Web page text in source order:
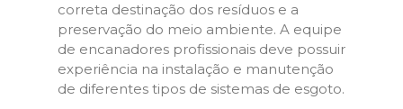
correta destinação dos resíduos e a
preservação do meio ambiente. A equipe
de encanadores profissionais deve possuir
experiência na instalação e manutenção
de diferentes tipos de sistemas de esgoto.